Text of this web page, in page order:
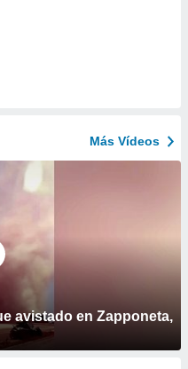
Más Vídeos
avistado en Zapponeta,